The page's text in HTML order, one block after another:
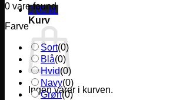
0,00 kr.
Kurv
Ingen varer i kurven.
0 vare found
Farve
Sort(0)
Blå(0)
Hvid(0)
Navy(0)
Grøn(0)